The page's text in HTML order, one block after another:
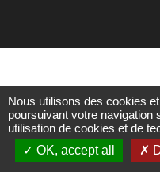
Nous utilisons des cookies
poursuivant votre navigation
utilisation de cookies et de
OK, accept all